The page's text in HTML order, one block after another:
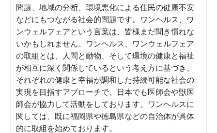
問題、地域の分断、環境悪化による住民の健康不安
などにもつながる社会的問題です。ワンヘルス、ワ
ンウェルフェアという言葉は、皆様まだ聞き慣れな
いかもしれません。ワンヘルス、ワンウェルフェア
の取組とは、人間と動物、そして環境の健康と福祉
が相互に深く関係しているという考え方に基づき、
それぞれの健康と幸福が調和した持続可能な社会の
実現を目指すアプローチで、日本でも医師会や獣医
師会が協力して活動をしております。ワンヘルスに
関しては、既に福岡県や徳島県などの自治体が具体
的に取組を始めております。